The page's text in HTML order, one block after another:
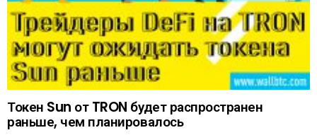
Токен Sun от TRON будет распространен
раньше, чем планировалось